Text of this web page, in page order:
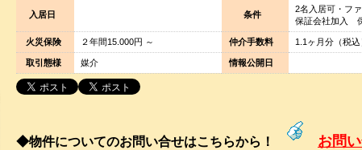
入居日 条件
2名入居可・フ
保証会社加入
火災保険 ２年間15.000円 ～ 仲介手数料 1.1ヶ月分（税込
取引態様 媒介 情報公開日
◆物件についてのお問い合せはこちらから！ お問